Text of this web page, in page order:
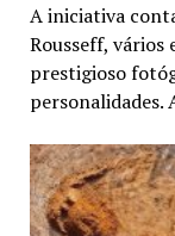
A iniciativa
Rousseff,
prestigioso
personalidades.